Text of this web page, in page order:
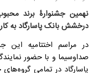
درخشش بانک پاسارگاد به
در مراسم اختتامیه
صداوسیما و با حضور
پاسارگاد در تمامی